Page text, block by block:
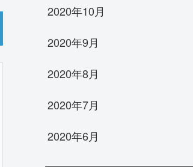
2020年10月
2020年9月
2020年8月
2020年7月
2020年6月